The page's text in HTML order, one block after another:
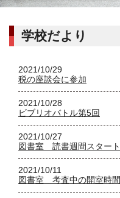
学校だより
2021/10/29
税の座談会に参加
2021/10/28
ビブリオバトル第5回
2021/10/27
図書室 読書週間スタート
2021/10/11
図書室 考査中の開室時間